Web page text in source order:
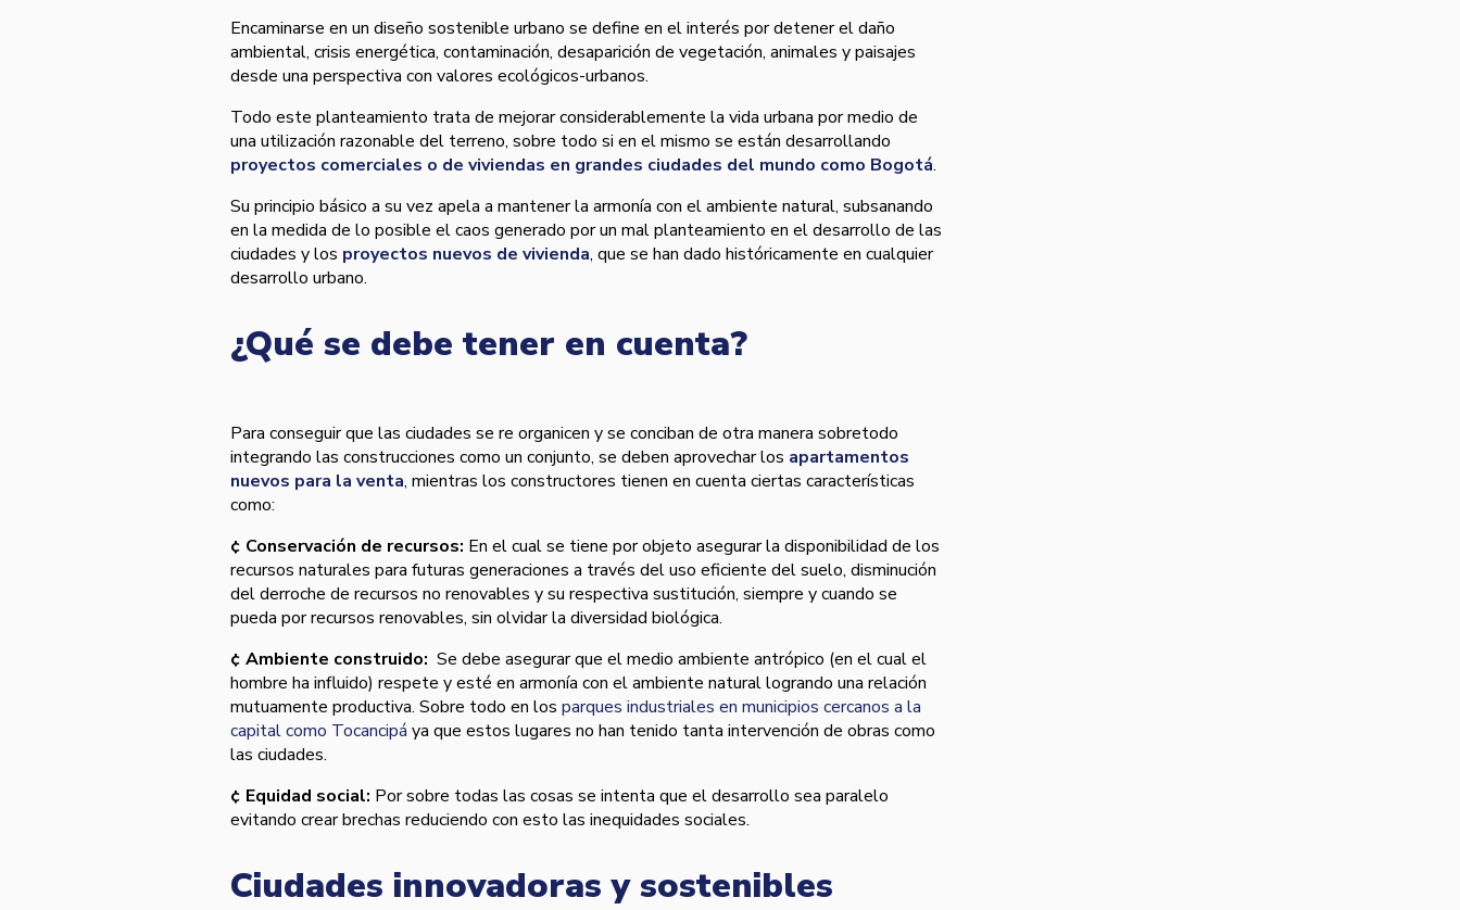
Encaminarse en un diseño sostenible urbano se define en el interés por detener el daño
ambiental, crisis energética, contaminación, desaparición de vegetación, animales y paisajes
desde una perspectiva con valores ecológicos-urbanos.
Todo este planteamiento trata de mejorar considerablemente la vida urbana por medio de
una utilización razonable del terreno, sobre todo si en el mismo se están desarrollando
proyectos comerciales o de viviendas en grandes ciudades del mundo como Bogotá.
Su principio básico a su vez apela a mantener la armoní­a con el ambiente natural, subsanando
en la medida de lo posible el caos generado por un mal planteamiento en el desarrollo de las
ciudades y los proyectos nuevos de vivienda, que se han dado históricamente en cualquier
desarrollo urbano.
¿Qué se debe tener en cuenta?
Para conseguir que las ciudades se re organicen y se conciban de otra manera sobretodo
integrando las construcciones como un conjunto, se deben aprovechar los apartamentos
nuevos para la venta, mientras los constructores tienen en cuenta ciertas caracterí­sticas
como:
¢ Conservación de recursos: En el cual se tiene por objeto asegurar la disponibilidad de los
recursos naturales para futuras generaciones a través del uso eficiente del suelo, disminución
del derroche de recursos no renovables y su respectiva sustitución, siempre y cuando se
pueda por recursos renovables, sin olvidar la diversidad biológica.
¢ Ambiente construido: Se debe asegurar que el medio ambiente antrópico (en el cual el
hombre ha influido) respete y esté en armoní­a con el ambiente natural logrando una relación
mutuamente productiva. Sobre todo en los parques industriales en municipios cercanos a la
capital como Tocancipá ya que estos lugares no han tenido tanta intervención de obras como
las ciudades.
¢ Equidad social: Por sobre todas las cosas se intenta que el desarrollo sea paralelo
evitando crear brechas reduciendo con esto las inequidades sociales.
Ciudades innovadoras y sostenibles